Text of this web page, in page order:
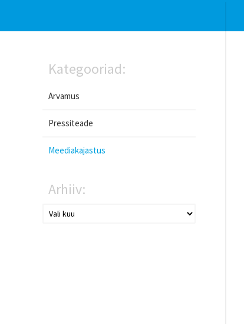
Kategooriad:
Arvamus
Pressiteade
Meediakajastus
Arhiiv: